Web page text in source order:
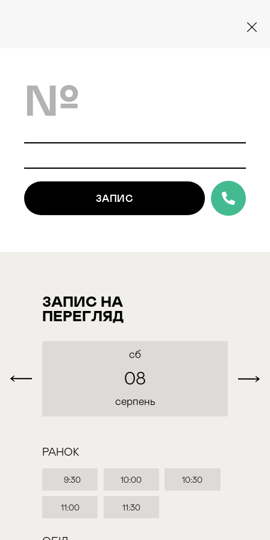
№
ЗАПИС
ЗАПИС НА
ПЕРЕГЛЯД
сб
08
серпень
РАНОК
9:30 10:00 10:30
11:00 11:30